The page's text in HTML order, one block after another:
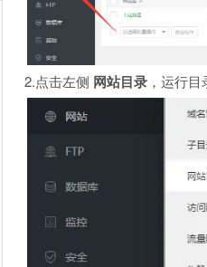
2.点击左侧 网站目录 ，运行